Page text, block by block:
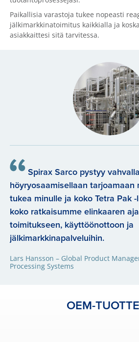
Paikallisia varastoja tukee nopeasti
jälkimarkkinatoimitus kaikkialla ja
asiakkaittesi sitä tarvitessa.
Spirax Sarco pystyy vahvalla
höyryosaamisellaan tarjoamaan
tukea minulle ja koko Tetra Pak
koko ratkaisumme elinkaaren
toimitukseen, käyttöönottoon ja
jälkimarkkinapalveluihin.
Lars Hansson – Global Product
Processing Systems
OEM-